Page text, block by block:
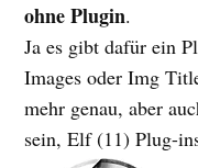
ohne Plugin.
Ja es gibt dafür ein
Images oder Img
mehr genau, aber
sein, Elf (11) Plug-